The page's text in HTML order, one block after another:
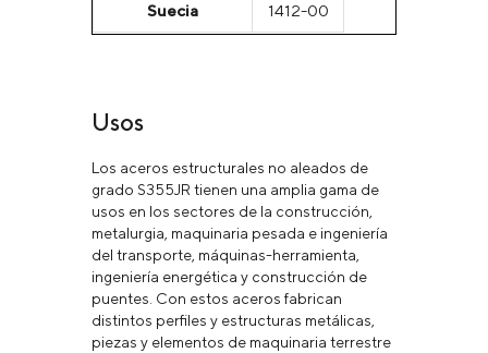
Suecia 1412-00
Usos
Los aceros estructurales no aleados de
grado S355JR tienen una amplia gama de
usos en los sectores de la construcción,
metalurgia, maquinaria pesada e ingeniería
del transporte, máquinas-herramienta,
ingeniería energética y construcción de
puentes. Con estos aceros fabrican
distintos perfiles y estructuras metálicas,
piezas y elementos de maquinaria terrestre